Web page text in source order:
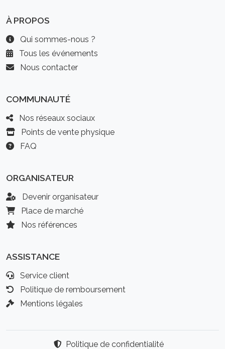
À PROPOS
Qui sommes-nous ?
Tous les événements
Nous contacter
COMMUNAUTÉ
Nos réseaux sociaux
Points de vente physique
FAQ
ORGANISATEUR
Devenir organisateur
Place de marché
Nos références
ASSISTANCE
Service client
Politique de remboursement
Mentions légales
Politique de confidentialité